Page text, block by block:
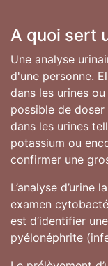
A quoi sert
Une analyse
d'une personne.
dans les urines
possible de
dans les urines
potassium ou
confirmer une
L’analyse d’urine
examen
est d’identifier
pyélonéphrite